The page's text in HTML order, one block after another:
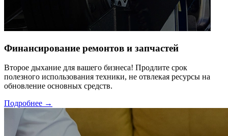
Финансирование ремонтов и запчастей
Второе дыхание для вашего бизнеса! Продлите срок
полезного использования техники, не отвлекая ресурсы на
обновление основных средств.
Подробнее →